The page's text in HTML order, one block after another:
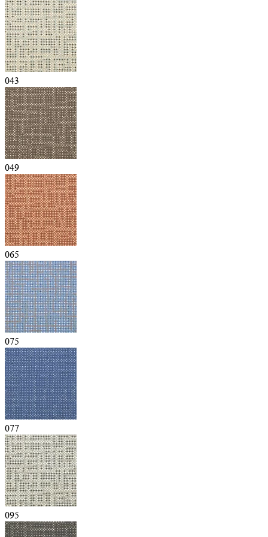
043
049
065
075
077
095